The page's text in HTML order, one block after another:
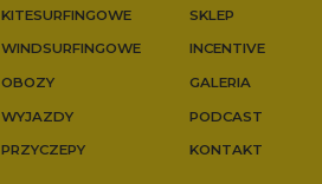
KITESURFINGOWE
WINDSURFINGOWE
OBOZY
WYJAZDY
PRZYCZEPY
SKLEP
INCENTIVE
GALERIA
PODCAST
KONTAKT